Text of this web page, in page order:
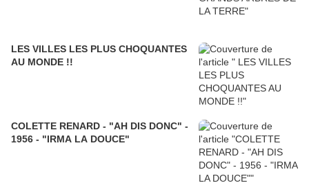
LES VILLES LES PLUS CHOQUANTES
AU MONDE !!
COLETTE RENARD - "AH DIS DONC" -
1956 - "IRMA LA DOUCE"